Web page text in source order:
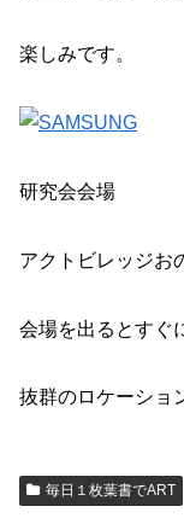
楽しみです。
研究会会場
アクトビレッジお
会場を出るとすぐ
抜群のロケーショ
毎日１枚葉書でART